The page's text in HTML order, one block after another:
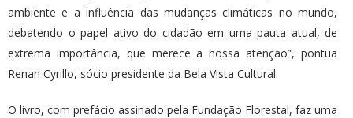
ambiente e a influência das mudanças climáticas no mundo,
debatendo o papel ativo do cidadão em uma pauta atual, de
extrema importância, que merece a nossa atenção”, pontua
Renan Cyrillo, sócio presidente da Bela Vista Cultural.
O livro, com prefácio assinado pela Fundação Florestal, faz uma